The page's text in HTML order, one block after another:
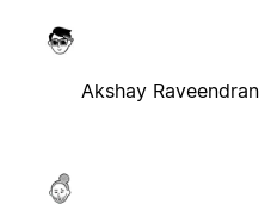
Akshay Raveendran